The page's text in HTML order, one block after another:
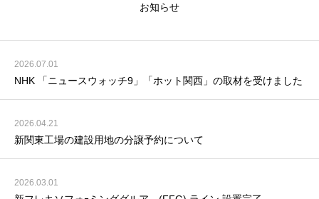
お知らせ
2026.07.01
NHK 「ニュースウォッチ9」「ホット関西」の取材を受けました
2026.04.21
新関東工場の建設用地の分譲予約について
2026.03.01